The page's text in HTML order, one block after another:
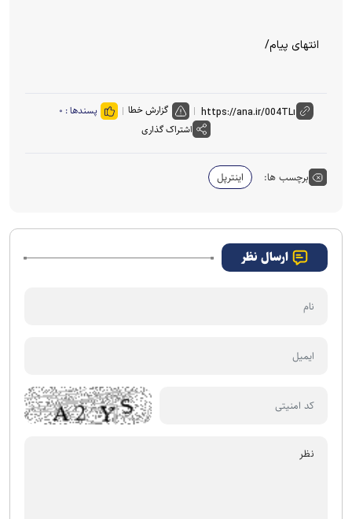
انتهای پیام/
گزارش خطا پسندها : ۰
اشتراک گذاری
برچسب ها: اینترپل
ارسال نظر